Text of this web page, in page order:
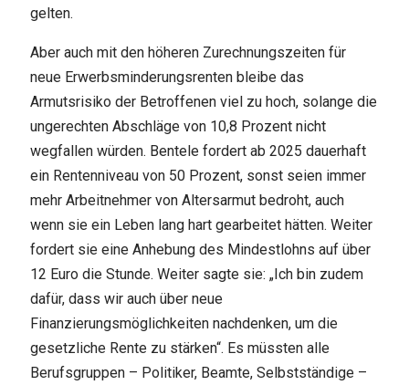
gelten.
Aber auch mit den höheren Zurechnungszeiten für
neue Erwerbsminderungsrenten bleibe das
Armutsrisiko der Betroffenen viel zu hoch, solange die
ungerechten Abschläge von 10,8 Prozent nicht
wegfallen würden. Bentele fordert ab 2025 dauerhaft
ein Rentenniveau von 50 Prozent, sonst seien immer
mehr Arbeitnehmer von Altersarmut bedroht, auch
wenn sie ein Leben lang hart gearbeitet hätten. Weiter
fordert sie eine Anhebung des Mindestlohns auf über
12 Euro die Stunde. Weiter sagte sie: „Ich bin zudem
dafür, dass wir auch über neue
Finanzierungsmöglichkeiten nachdenken, um die
gesetzliche Rente zu stärken“. Es müssten alle
Berufsgruppen – Politiker, Beamte, Selbstständige –